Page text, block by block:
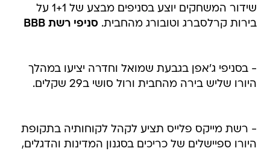
שידור המשחקים יוצע בסניפים מבצע של 1+1 על
בירות קרלסברג וטובורג מהחבית.סניפי רשת BBB
- בסניפי ג'אפן בגבעת שמואל וחדרה יציעו במהלך
היורו שליש בירה מהחבית ורול סושי ב29 שקלים.
- רשת מייקס פלייס תציע לקהל לקוחותיה בתקופת
היורו ספיישלים של כריכים בסגנון המדינות והדגלים,